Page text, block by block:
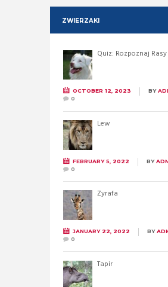
ZWIERZAKI
Quiz: Rozpoznaj
OCTOBER 12, 2023 BY
0
Lew
FEBRUARY 5, 2022 BY
0
Żyrafa
JANUARY 22, 2022 BY
0
Tapir